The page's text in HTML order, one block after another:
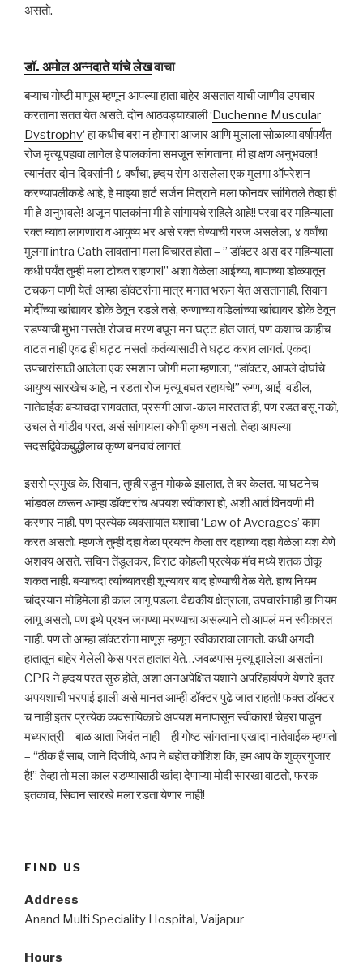
असतो.
डॉ. अमोल अन्नदाते यांचे लेखवाचा
बऱ्याच गोष्टी माणूस म्हणून आपल्या हाता बाहेर असतात याची जाणीव उपचार
करताना सतत येत असते. दोन आठवड्याखाली ‘Duchenne Muscular
Dystrophy‘ हा कधीच बरा न होणारा आजार आणि मुलाला सोळाव्या वर्षापर्यंत
रोज मृत्यू पहावा लागेल हे पालकांना समजून सांगताना, मी हा क्षण अनुभवला!
त्यानंतर दोन दिवसांनी ८ वर्षांचा, ह्र्दय रोग असलेला एक मुलगा ऑपरेशन
करण्यापलीकडे आहे, हे माझ्या हार्ट सर्जन मित्राने मला फोनवर सांगितले तेव्हा ही
मी हे अनुभवले! अजून पालकांना मी हे सांगायचे राहिले आहे!! परवा दर महिन्याला
रक्त घ्यावा लागणारा व आयुष्य भर असे रक्त घेण्याची गरज असलेला, ४ वर्षांचा
मुलगा intra Cath लावताना मला विचारत होता – ” डॉक्टर अस दर महिन्याला
कधी पर्यंत तुम्ही मला टोचत राहणार!” अशा वेळेला आईच्या, बापाच्या डोळ्यातून
टचकन पाणी येतं! आम्हा डॉक्टरांना मात्र मनात भरून येत असतानाही, सिवान
मोदींच्या खांद्यावर डोके ठेवून रडले तसे, रुग्णाच्या वडिलांच्या खांद्यावर डोके ठेवून
रडण्याची मुभा नसते! रोजच मरण बघून मन घट्ट होत जातं, पण कशाच काहीच
वाटत नाही एवढ ही घट्ट नसतं! कर्तव्यासाठी ते घट्ट कराव लागतं. एकदा
उपचारांसाठी आलेला एक स्मशान जोगी मला म्हणाला, “डॉक्टर, आपले दोघांचे
आयुष्य सारखेच आहे, न रडता रोज मृत्यू बघत रहायचे!” रुग्ण, आई-वडील,
नातेवाईक बऱ्याचदा रागवतात, प्रसंगी आज-काल मारतात ही, पण रडत बसू नको,
उचल ते गांडीव परत, असं सांगायला कोणी कृष्ण नसतो. तेव्हा आपल्या
सदसद्विवेकबुद्धीलाच कृष्ण बनवावं लागतं.
इसरो प्रमुख के. सिवान, तुम्ही रडून मोकळे झालात, ते बर केलत. या घटनेच
भांडवल करून आम्हा डॉक्टरांच अपयश स्वीकारा हो, अशी आर्त विनवणी मी
करणार नाही. पण प्रत्येक व्यवसायात यशाचा ‘Law of Averages’ काम
करत असतो. म्हणजे तुम्ही दहा वेळा प्रयत्न केला तर दहाच्या दहा वेळेला यश येणे
अशक्य असते. सचिन तेंडूलकर, विराट कोहली प्रत्येक मॅच मध्ये शतक ठोकू
शकत नाही. बऱ्याचदा त्यांच्यावरही शून्यावर बाद होण्याची वेळ येते. हाच नियम
चांद्रयान मोहिमेला ही काल लागू पडला. वैद्यकीय क्षेत्राला, उपचारांनाही हा नियम
लागू असतो, पण इथे प्रश्न जगण्या मरण्याचा असल्याने तो आपलं मन स्वीकारत
नाही. पण तो आम्हा डॉक्टरांना माणूस म्हणून स्वीकारावा लागतो. कधी अगदी
हातातून बाहेर गेलेली केस परत हातात येते…जवळपास मृत्यू झालेला असतांना
CPR ने ह्र्दय परत सुरु होते, अशा अनअपेक्षित यशाने अपरिहार्यपणे येणारे इतर
अपयशाची भरपाई झाली असे मानत आम्ही डॉक्टर पुढे जात राहतो! फक्त डॉक्टर
च नाही इतर प्रत्येक व्यवसायिकाचे अपयश मनापासून स्वीकारा! चेहरा पाडून
मध्यरात्री – बाळ आता जिवंत नाही – ही गोष्ट सांगताना एखादा नातेवाईक म्हणतो
– “ठीक हैं साब, जाने दिजीये, आप ने बहोत कोशिश कि, हम आप के शुक्रगुजार
है!” तेव्हा तो मला काल रडण्यासाठी खांदा देणाऱ्या मोदी सारखा वाटतो, फरक
इतकाच, सिवान सारखे मला रडता येणार नाही!
FIND US
Address
Anand Multi Speciality Hospital, Vaijapur
Hours